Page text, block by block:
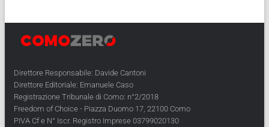
Direttore Responsabile: Davide Cantoni
Direttore Editoriale: Emanuele Caso
Registrazione Tribunale di Como: n°2/2018
Freedom of Choice - Piazza Duomo 17, 22100 Como
PIVA Cf e N° Iscr. Registro Imprese 03799020130